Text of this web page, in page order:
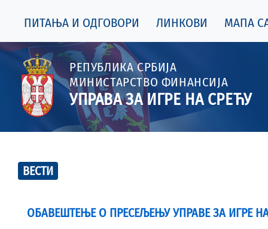
ПИТАЊА И ОДГОВОРИ ЛИНКОВИ МАПА
РЕПУБЛИКА СРБИЈА
МИНИСТАРСТВО ФИНАНСИЈА
УПРАВА ЗА ИГРЕ НА СРЕЋУ
ВЕСТИ
ОБАВЕШТЕЊЕ О ПРЕСЕЉЕЊУ УПРАВЕ ЗА ИГРЕ